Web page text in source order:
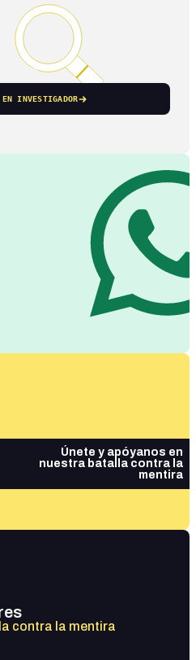
INVESTIGADOR
Únete y apóyanos en
nuestra batalla contra la
mentira
contra la mentira